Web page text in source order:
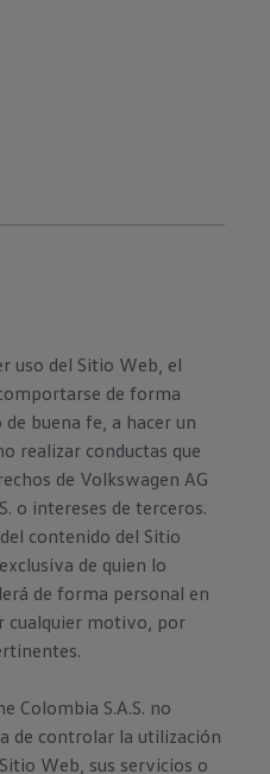
uso del Sitio Web, el
de forma
buena fe, a hacer un
realizar conductas que
de Volkswagen AG
o intereses de terceros.
contenido del Sitio
de quien lo
de forma personal en
cualquier motivo, por
Colombia S.A.S. no
de controlar la utilización
Web, sus servicios o